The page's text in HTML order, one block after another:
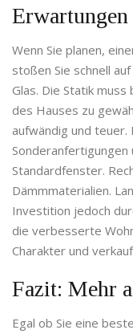
Erwartungen
Wenn Sie planen,
stoßen Sie schnell
Glas. Die Statik
des Hauses zu
aufwändig und teuer.
Standardfenster.
Dämmmaterialien.
Investition jedoch
die verbesserte
Charakter und
Fazit: Mehr
Egal ob Sie eine